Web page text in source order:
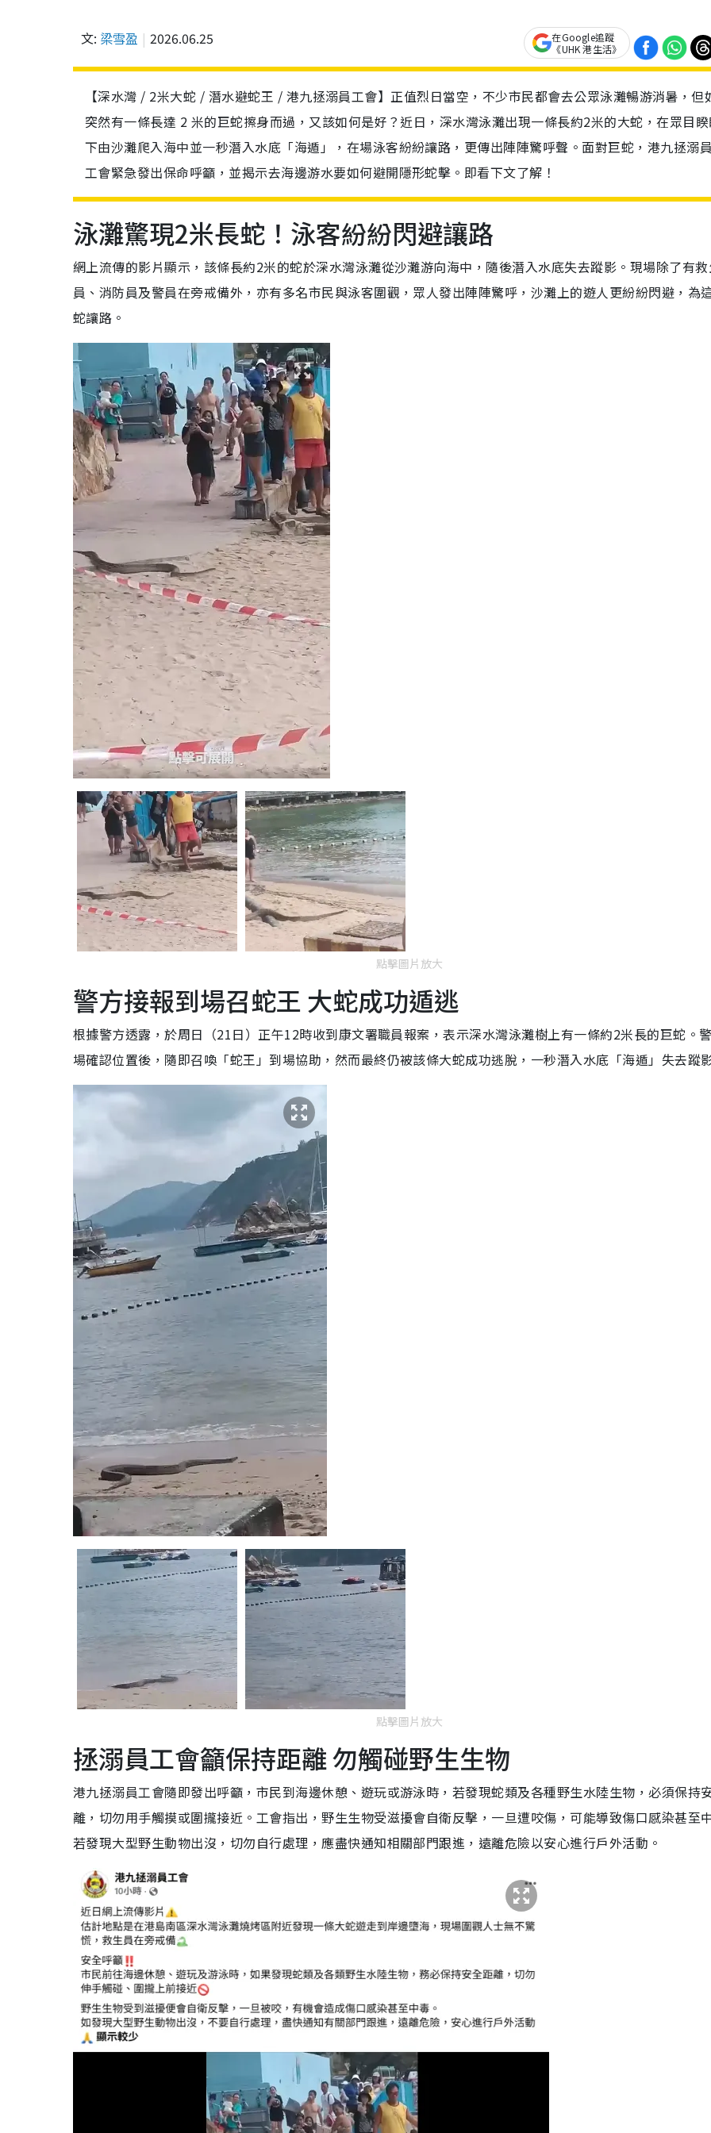
文: 梁雪盈 2026.06.25
在Google追蹤
《UHK 港生活》
【深水灣 / 2米大蛇 / 潛水避蛇王 / 港九拯溺員工會】正值烈日當空，不少市民都會去公眾泳灘暢游消暑，但
突然有一條長達 2 米的巨蛇擦身而過，又該如何是好？近日，深水灣泳灘出現一條長約2米的大蛇，在眾目
下由沙灘爬入海中並一秒潛入水底「海遁」，在場泳客紛紛讓路，更傳出陣陣驚呼聲。面對巨蛇，港九拯溺
工會緊急發出保命呼籲，並揭示去海邊游水要如何避開隱形蛇擊。即看下文了解！
泳灘驚現2米長蛇！泳客紛紛閃避讓路
網上流傳的影片顯示，該條長約2米的蛇於深水灣泳灘從沙灘游向海中，隨後潛入水底失去蹤影。現場除了有
員、消防員及警員在旁戒備外，亦有多名市民與泳客圍觀，眾人發出陣陣驚呼，沙灘上的遊人更紛紛閃避，為
蛇讓路。
點擊圖片放大
警方接報到場召蛇王 大蛇成功遁逃
根據警方透露，於周日（21日）正午12時收到康文署職員報案，表示深水灣泳灘樹上有一條約2米長的巨蛇。
場確認位置後，隨即召喚「蛇王」到場協助，然而最終仍被該條大蛇成功逃脫，一秒潛入水底「海遁」失去蹤
點擊圖片放大
拯溺員工會籲保持距離 勿觸碰野生生物
港九拯溺員工會隨即發出呼籲，市民到海邊休憩、遊玩或游泳時，若發現蛇類及各種野生水陸生物，必須保持
離，切勿用手觸摸或圍攏接近。工會指出，野生生物受滋擾會自衛反擊，一旦遭咬傷，可能導致傷口感染甚至
若發現大型野生動物出沒，切勿自行處理，應盡快通知相關部門跟進，遠離危險以安心進行戶外活動。